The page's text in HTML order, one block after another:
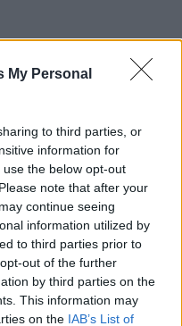
My Personal
to third parties, or
information for
the below opt-out
note that after your
continue seeing
information utilized by
to third parties prior to
out of the further
by third parties on the
This information may
on the IAB’s List of